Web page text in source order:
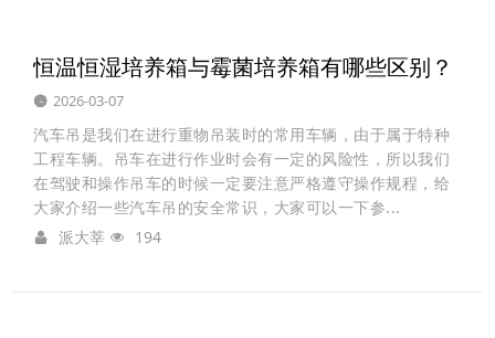
恒温恒湿培养箱与霉菌培养箱有哪些区别？
2026-03-07
汽车吊是我们在进行重物吊装时的常用车辆，由于属于特种
工程车辆。吊车在进行作业时会有一定的风险性，所以我们
在驾驶和操作吊车的时候一定要注意严格遵守操作规程，给
大家介绍一些汽车吊的安全常识，大家可以一下参...
派大莘
194